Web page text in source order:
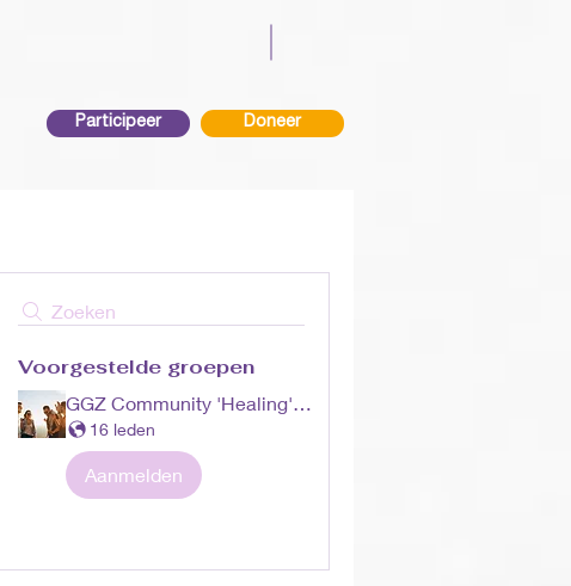
Participeer Doneer
Zoeken
Voorgestelde groepen
GGZ Community 'Healing' Huisvesting
16 leden
Aanmelden